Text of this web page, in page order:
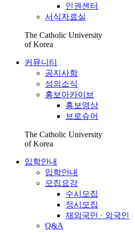
인권센터
서식자료실
The Catholic University
of Korea
커뮤니티
공지사항
성의소식
홍보아카이브
홍보영상
브로슈어
The Catholic University
of Korea
입학안내
입학안내
모집요강
수시모집
정시모집
재외국민 · 외국인
Q&A